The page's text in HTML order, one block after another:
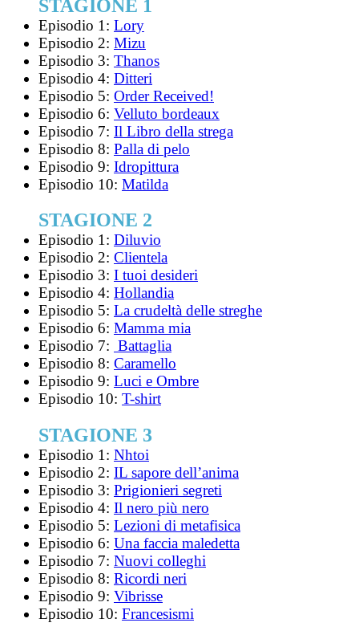
STAGIONE 1
Episodio 1: Lory
Episodio 2: Mizu
Episodio 3: Thanos
Episodio 4: Ditteri
Episodio 5: Order Received!
Episodio 6: Velluto bordeaux
Episodio 7: Il Libro della strega
Episodio 8: Palla di pelo
Episodio 9: Idropittura
Episodio 10: Matilda
STAGIONE 2
Episodio 1: Diluvio
Episodio 2: Clientela
Episodio 3: I tuoi desideri
Episodio 4: Hollandia
Episodio 5: La crudeltà delle streghe
Episodio 6: Mamma mia
Episodio 7: Battaglia
Episodio 8: Caramello
Episodio 9: Luci e Ombre
Episodio 10: T-shirt
STAGIONE 3
Episodio 1: Nhtoi
Episodio 2: IL sapore dell’anima
Episodio 3: Prigionieri segreti
Episodio 4: Il nero più nero
Episodio 5: Lezioni di metafisica
Episodio 6: Una faccia maledetta
Episodio 7: Nuovi colleghi
Episodio 8: Ricordi neri
Episodio 9: Vibrisse
Episodio 10: Francesismi